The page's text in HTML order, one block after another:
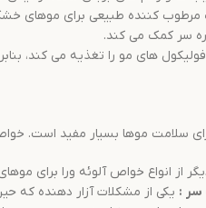
کننده طبیعی برای موهای
سر کمک می کند.
های مو را تغذیه می کند،
برای سلامت موها بسیار مفید
از انواع خواص آلوئه ورا برای
سر : یکی از مشکلات آزار دهنده